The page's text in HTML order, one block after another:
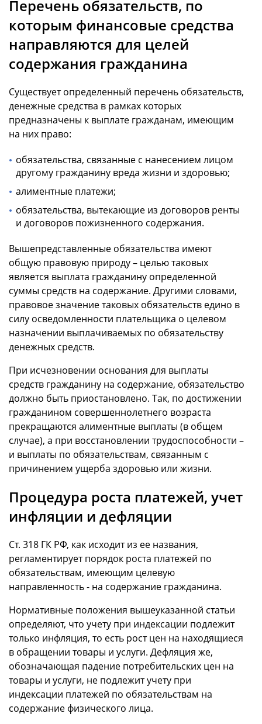
Перечень обязательств, по
которым финансовые средства
направляются для целей
содержания гражданина
Существует определенный перечень обязательств,
денежные средства в рамках которых
предназначены к выплате гражданам, имеющим
на них право:
обязательства, связанные с нанесением лицом
другому гражданину вреда жизни и здоровью;
алиментные платежи;
обязательства, вытекающие из договоров ренты
и договоров пожизненного содержания.
Вышепредставленные обязательства имеют
общую правовую природу – целью таковых
является выплата гражданину определенной
суммы средств на содержание. Другими словами,
правовое значение таковых обязательств едино в
силу осведомленности плательщика о целевом
назначении выплачиваемых по обязательству
денежных средств.
При исчезновении основания для выплаты
средств гражданину на содержание, обязательство
должно быть приостановлено. Так, по достижении
гражданином совершеннолетнего возраста
прекращаются алиментные выплаты (в общем
случае), а при восстановлении трудоспособности –
и выплаты по обязательствам, связанным с
причинением ущерба здоровью или жизни.
Процедура роста платежей, учет
инфляции и дефляции
Ст. 318 ГК РФ, как исходит из ее названия,
регламентирует порядок роста платежей по
обязательствам, имеющим целевую
направленность - на содержание гражданина.
Нормативные положения вышеуказанной статьи
определяют, что учету при индексации подлежит
только инфляция, то есть рост цен на находящиеся
в обращении товары и услуги. Дефляция же,
обозначающая падение потребительских цен на
товары и услуги, не подлежит учету при
индексации платежей по обязательствам на
содержание физического лица.